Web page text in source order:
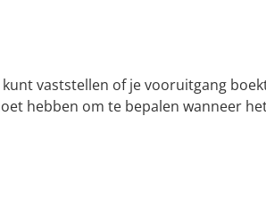
vaststellen of je vooruitgang
hebben om te bepalen wanneer